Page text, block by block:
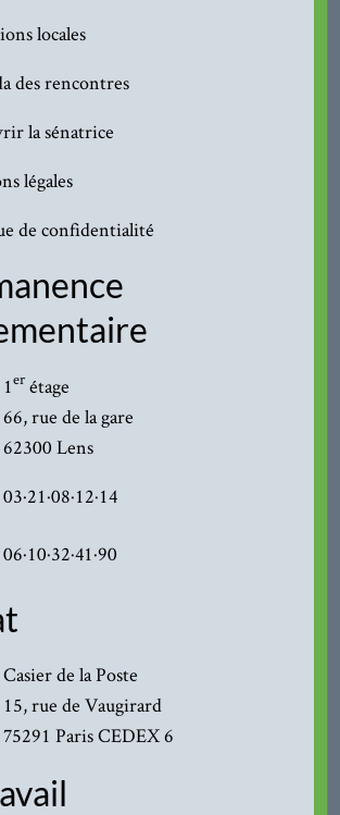
locales
des rencontres
la sénatrice
légales
de confidentialité
1erétage
66, rue de la gare
62300 Lens
03·21·08·12·14
06·10·32·41·90
Casier de la Poste
15, rue de Vaugirard
75291 Paris CEDEX 6